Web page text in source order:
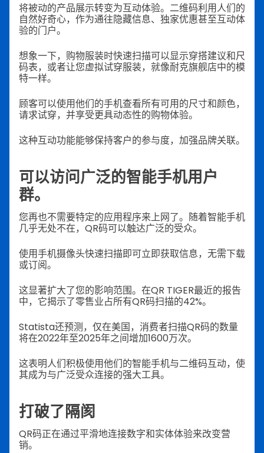
将被动的产品展示转变为互动体验。二维码利用人们的
自然好奇心，作为通往隐藏信息、独家优惠甚至互动体
验的门户。
想象一下，购物服装时快速扫描可以显示穿搭建议和尺
码表，或者让您虚拟试穿服装，就像耐克旗舰店中的模
特一样。
顾客可以使用他们的手机查看所有可用的尺寸和颜色，
请求试穿，并享受更具动态性的购物体验。
这种互动功能能够保持客户的参与度，加强品牌关联。
可以访问广泛的智能手机用户
群。
您再也不需要特定的应用程序来上网了。随着智能手机
几乎无处不在，QR码可以触达广泛的受众。
使用手机摄像头快速扫描即可立即获取信息，无需下载
或订阅。
这显著扩大了您的影响范围。在QR TIGER最近的报告
中，它揭示了零售业占所有QR码扫描的42%。
Statista还预测，仅在美国，消费者扫描QR码的数量
将在2022年至2025年之间增加1600万次。
这表明人们积极使用他们的智能手机与二维码互动，使
其成为与广泛受众连接的强大工具。
打破了隔阂
QR码正在通过平滑地连接数字和实体体验来改变营
销。